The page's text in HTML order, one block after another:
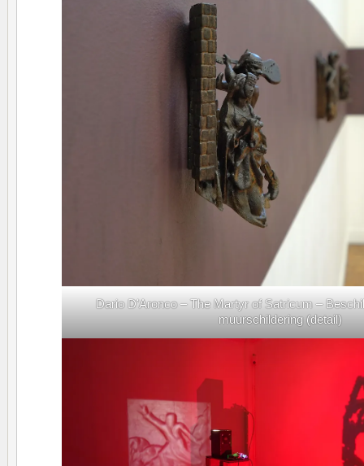
Dario D’Aronco – The Martyr of Satricum –
muurschildering (detail)